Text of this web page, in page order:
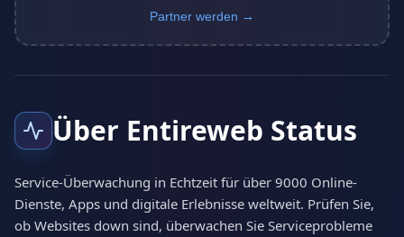
Partner werden →
Über Entireweb Status
Service-Überwachung in Echtzeit für über 9000 Online-
Dienste, Apps und digitale Erlebnisse weltweit. Prüfen Sie,
ob Websites down sind, überwachen Sie Serviceprobleme